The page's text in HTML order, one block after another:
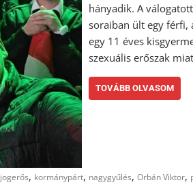
hányadik. A
soraiban ült egy férfi,
egy 11 éves
szexuális erőszak
TOVÁBB OLVASOM
jogerős, kormánypárt, nagygyűlés, Orbán Viktor,